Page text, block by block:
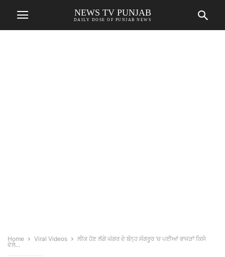
NEWS TV PUNJAB
DAILY DOSE OF PUNJAB NEWS
Home Viral Videos
ਲੀਕ ਹੋਣ ਲੱਗੇ ਘੱਗਰ ਦੇ ਬੰਨ੍ਹ ਸੰਗਰੂਰ ‘ਚ ਪਈਆਂ ਭਾਜੜਾਂ ਕਿਸੇ
ਵੇਲੇ...